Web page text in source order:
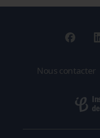
Nous contacter
de